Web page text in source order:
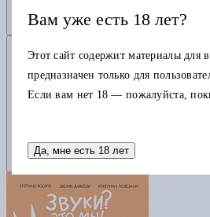
Вам уже есть 18 лет?
Этот сайт содержит материалы для
предназначен только для
Если вам нет 18 — пожалуйста,
Да, мне есть 18 лет